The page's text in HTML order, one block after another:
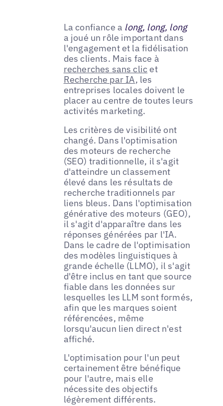
La confiance a long, long, long
a joué un rôle important dans
l'engagement et la fidélisation
des clients. Mais face à
recherches sans clic et
Recherche par IA, les
entreprises locales doivent le
placer au centre de toutes leurs
activités marketing.
Les critères de visibilité ont
changé. Dans l'optimisation
des moteurs de recherche
(SEO) traditionnelle, il s'agit
d'atteindre un classement
élevé dans les résultats de
recherche traditionnels par
liens bleus. Dans l'optimisation
générative des moteurs (GEO),
il s'agit d'apparaître dans les
réponses générées par l'IA.
Dans le cadre de l'optimisation
des modèles linguistiques à
grande échelle (LLMO), il s'agit
d'être inclus en tant que source
fiable dans les données sur
lesquelles les LLM sont formés,
afin que les marques soient
référencées, même
lorsqu'aucun lien direct n'est
affiché.
L'optimisation pour l'un peut
certainement être bénéfique
pour l'autre, mais elle
nécessite des objectifs
légèrement différents.